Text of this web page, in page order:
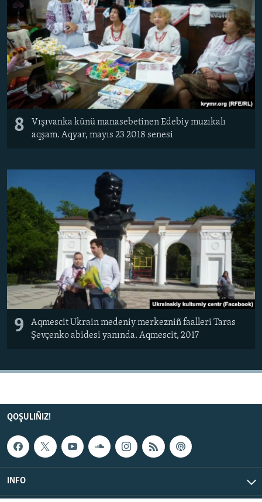
8
Vışıvanka künü manasebetinen Edebiy muzıkalı
aqşam. Aqyar, mayıs 23 2018 senesi
9
Aqmescit Ukrain medeniy merkezniñ faalleri Taras
Şevçenko abidesi yanında. Aqmescit, 2017
QOŞULIÑIZ!
INFO